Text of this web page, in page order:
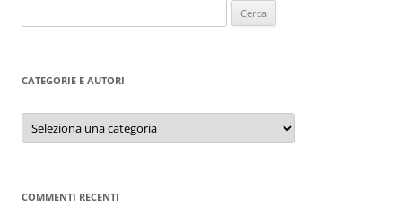
per:
CATEGORIE E AUTORI
Categorie
autori
COMMENTI RECENTI